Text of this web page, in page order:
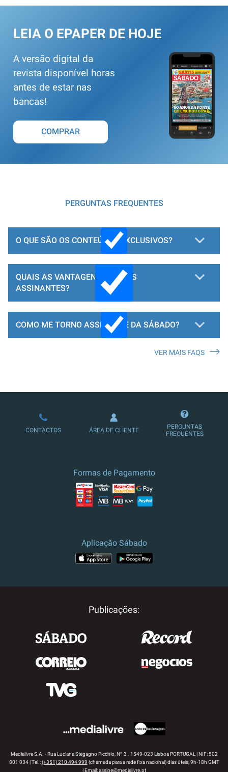
LEIA O EPAPER DE HOJE
A versão digital da
revista disponível horas
antes de estar nas
bancas!
COMPRAR
PERGUNTAS FREQUENTES
O QUE SÃO OS CONTEÚDOS EXCLUSIVOS?
QUAIS AS VANTAGENS PARA OS
ASSINANTES?
COMO ME TORNO ASSINANTE DA SÁBADO?
LOJA DE ASSINATURAS
VER MAIS FAQS
CONTACTOS ÁREA DE CLIENTE
PERGUNTAS
FREQUENTES
Formas de Pagamento
Aplicação Sábado
Publicações:
Medialivre S.A. - Rua Luciana Stegagno Picchio, Nº 3 . 1549-023 Lisboa PORTUGAL | NIF: 502
801 034 | Tel.:(+351) 210 494 999 (chamada para a rede fixa nacional) dias úteis, 9h-18h GMT
| Email:assine@medialivre.pt